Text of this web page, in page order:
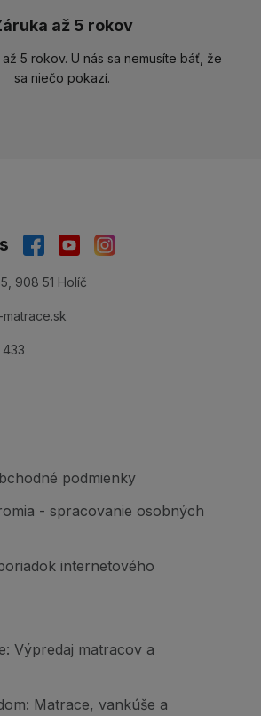
až 5 rokov
5 rokov. U nás sa nemusíte báť, že
sa niečo pokazí.
908 51 Holíč
433
podmienky
- spracovanie osobných
internetového
Výpredaj matracov a
Matrace, vankúše a